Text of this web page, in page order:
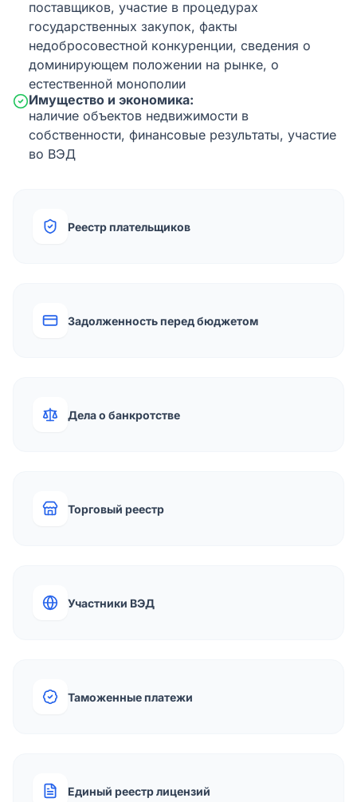
поставщиков, участие в процедурах
государственных закупок, факты
недобросовестной конкуренции, сведения о
доминирующем положении на рынке, о
естественной монополии
Имущество и экономика:
наличие объектов недвижимости в
собственности, финансовые результаты, участие
во ВЭД
Реестр плательщиков
Задолженность перед бюджетом
Дела о банкротстве
Торговый реестр
Участники ВЭД
Таможенные платежи
Единый реестр лицензий